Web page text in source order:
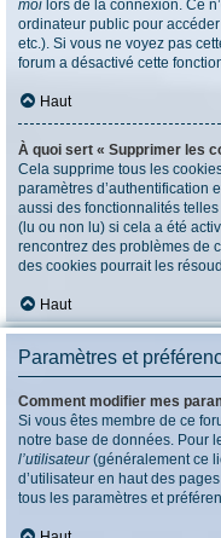
moi lors de la connexion. Ce
ordinateur public pour
etc.). Si vous ne voyez pas
forum a désactivé cette
Haut
À quoi sert « Supprimer les
Cela supprime tous les
paramètres d’authentification
aussi des fonctionnalités
(lu ou non lu) si cela a été
rencontrez des problèmes de
des cookies pourrait les
Haut
Paramètres et
Comment modifier mes
Si vous êtes membre de ce
notre base de données. Pour
l’utilisateur(généralement ce
d’utilisateur en haut des
tous les paramètres et